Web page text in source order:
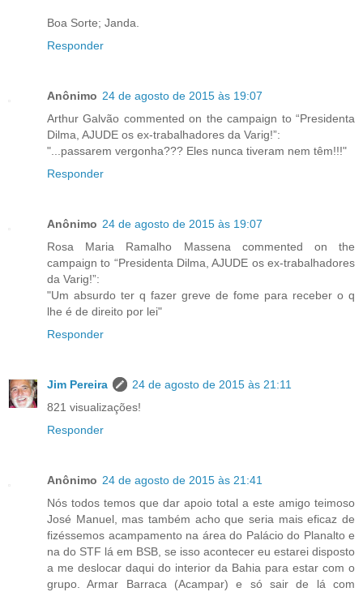
Boa Sorte; Janda.
Responder
Anônimo 24 de agosto de 2015 às 19:07
Arthur Galvão commented on the campaign to “Presidenta
Dilma, AJUDE os ex-trabalhadores da Varig!”:
"...passarem vergonha??? Eles nunca tiveram nem têm!!!"
Responder
Anônimo 24 de agosto de 2015 às 19:07
Rosa Maria Ramalho Massena commented on the
campaign to “Presidenta Dilma, AJUDE os ex-trabalhadores
da Varig!”:
"Um absurdo ter q fazer greve de fome para receber o q
lhe é de direito por lei"
Responder
Jim Pereira
24 de agosto de 2015 às 21:11
821 visualizações!
Responder
Anônimo 24 de agosto de 2015 às 21:41
Nós todos temos que dar apoio total a este amigo teimoso
José Manuel, mas também acho que seria mais eficaz de
fizéssemos acampamento na área do Palácio do Planalto e
na do STF lá em BSB, se isso acontecer eu estarei disposto
a me deslocar daqui do interior da Bahia para estar com o
grupo. Armar Barraca (Acampar) e só sair de lá com